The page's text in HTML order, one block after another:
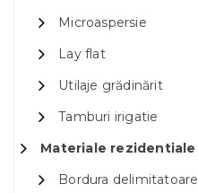
Microaspersie
Lay flat
Utilaje grădinărit
Tamburi irigatie
Materiale rezidentiale
Bordura delimitatoare